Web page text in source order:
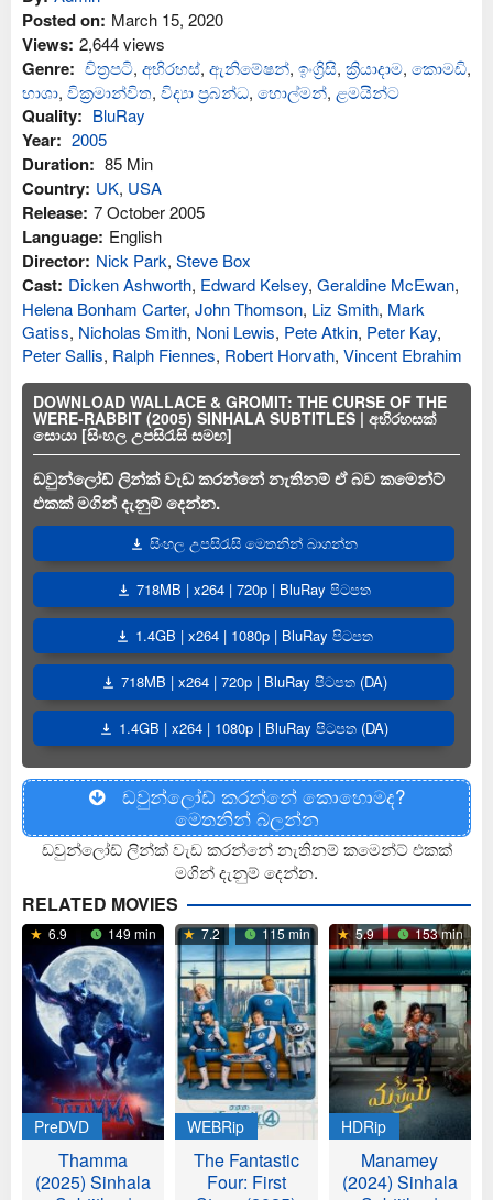
Posted on: March 15, 2020
Views: 2,644 views
Genre: චිත්‍රපටි, අභිරහස්, ඇනිමේෂන්, ඉංග්‍රිසි, ක්‍රියාදාම, කොමඩි,
භාශා, වික්‍රමාන්විත, විද්‍යා ප්‍රබන්ධ, හොල්මන්, ළමයින්ට
Quality: BluRay
Year: 2005
Duration: 85 Min
Country: UK, USA
Release: 7 October 2005
Language: English
Director: Nick Park, Steve Box
Cast: Dicken Ashworth, Edward Kelsey, Geraldine McEwan,
Helena Bonham Carter, John Thomson, Liz Smith, Mark
Gatiss, Nicholas Smith, Noni Lewis, Pete Atkin, Peter Kay,
Peter Sallis, Ralph Fiennes, Robert Horvath, Vincent Ebrahim
DOWNLOAD WALLACE & GROMIT: THE CURSE OF THE
WERE-RABBIT (2005) SINHALA SUBTITLES | අභිරහසක්
සොයා [සිංහල උපසිරැසි සමඟ]
ඩවුන්ලෝඩ් ලින්ක් වැඩ කරන්නේ නැතිනම් ඒ බව කමෙන්ට්
එකක් මගින් දැනුම් දෙන්න.
සිංහල උපසිරැසි මෙතනින් බාගන්න
718MB | x264 | 720p | BluRay පිටපත
1.4GB | x264 | 1080p | BluRay පිටපත
718MB | x264 | 720p | BluRay පිටපත (DA)
1.4GB | x264 | 1080p | BluRay පිටපත (DA)
ඩවුන්ලෝඩ් කරන්නේ කොහොමද?
මෙතනින් බලන්න
ඩවුන්ලෝඩ් ලින්ක් වැඩ කරන්නේ නැතිනම් කමෙන්ට් එකක්
මගින් දැනුම් දෙන්න.
RELATED MOVIES
6.9 149 min
PreDVD
Thamma
(2025) Sinhala
7.2 115 min
WEBRip
The Fantastic
Four: First
5.9 153 min
HDRip
Manamey
(2024) Sinhala